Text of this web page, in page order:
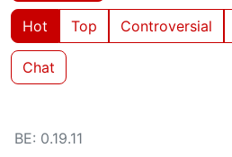
Hot Top Controversial
Chat
BE: 0.19.11